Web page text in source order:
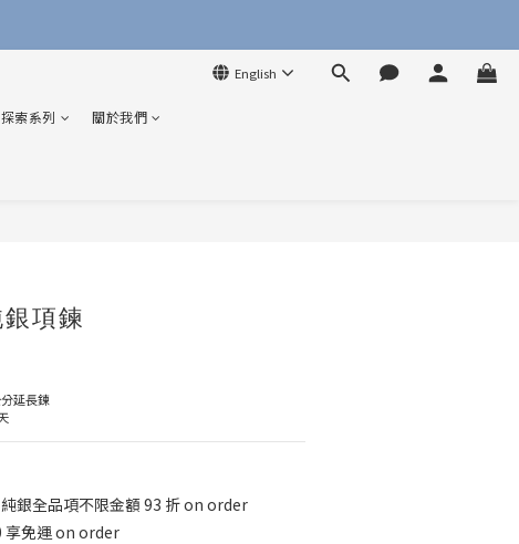
English
探索系列 關於我們
項鍊
延長鍊
純銀全品項不限金額 93 折 on order
享免運 on order